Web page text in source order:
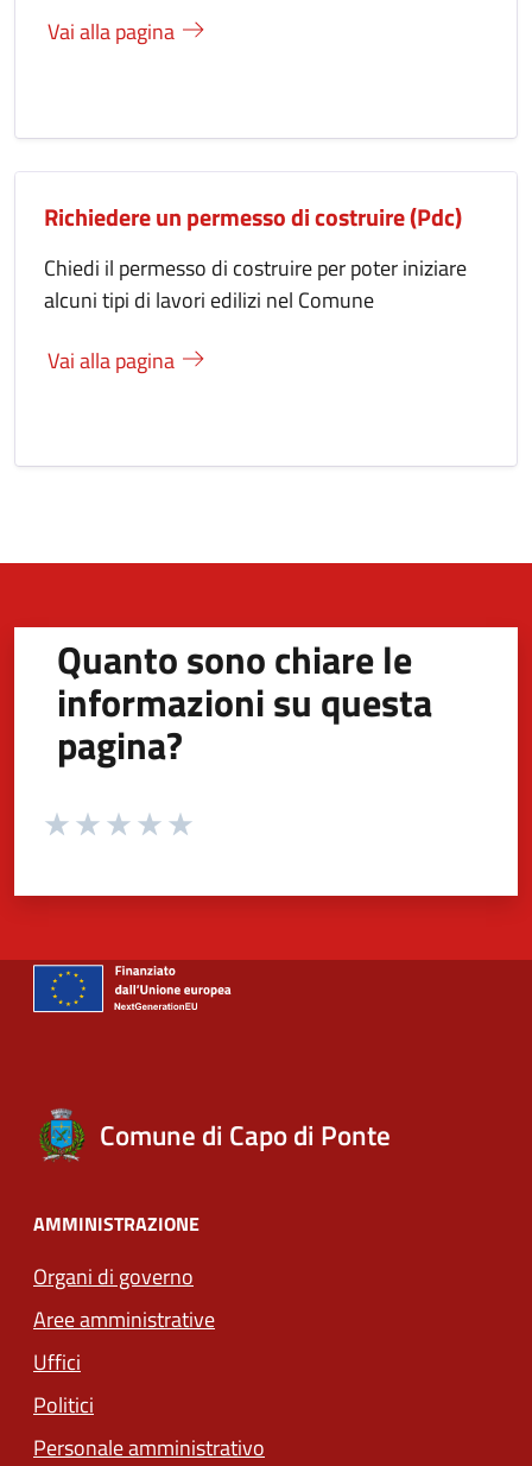
Vai alla pagina
Richiedere un permesso di costruire (Pdc)
Chiedi il permesso di costruire per poter iniziare
alcuni tipi di lavori edilizi nel Comune
Vai alla pagina
Quanto sono chiare le
informazioni su questa
pagina?
Valuta da 1 a 5 stelle la pagina
Comune di Capo di Ponte
AMMINISTRAZIONE
Organi di governo
Aree amministrative
Uffici
Politici
Personale amministrativo